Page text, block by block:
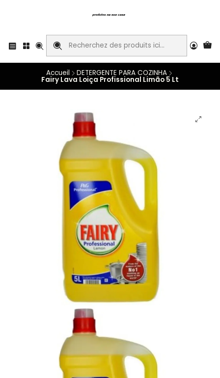
Accueil DETERGENTE PARA COZINHA
Fairy Lava Loiça Profissional Limão 5 Lt